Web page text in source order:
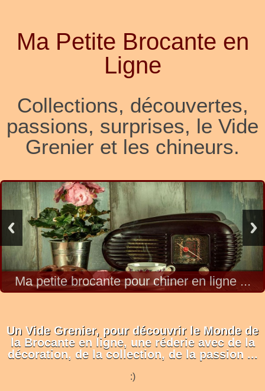
Ma Petite Brocante en
Ligne
Collections, découvertes,
passions, surprises, le Vide
Grenier et les chineurs.
Contemporains, anciens ou, surtout,
vintages, des objets de toutes les
époques.
Un Vide Grenier, pour découvrir le Monde de
la Brocante en ligne, une réderie avec de la
décoration, de la collection, de la passion ...
:)